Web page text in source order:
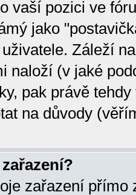
vaší pozici ve
jako
Záleží
naloží (v jaké
pak právě
na důvody
zařazení přímo